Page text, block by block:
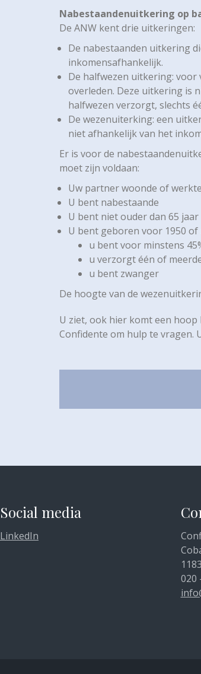
Nabestaandenuitkering op
De ANW kent drie uitkeringen:
De nabestaanden uitkering
inkomensafhankelijk.
De halfwezen uitkering: voor
overleden. Deze uitkering is
halfwezen verzorgt, slechts
De wezenuiterking: een
niet afhankelijk van het
Er is voor de
moet zijn voldaan:
Uw partner woonde of
U bent nabestaande
U bent niet ouder dan 65 jaar
U bent geboren voor 1950
u bent voor minstens
u verzorgt één of
u bent zwanger
De hoogte van de
U ziet, ook hier komt een
Confidente om hulp te vragen.
Social media
LinkedIn
020